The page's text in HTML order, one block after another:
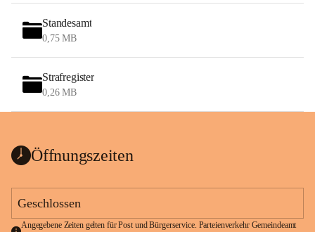
Standesamt
0,75 MB
Strafregister
0,26 MB
Öffnungszeiten
Geschlossen
Angegebene Zeiten gelten für Post und Bürgerservice. Parteienverkehr Gemeindeamt